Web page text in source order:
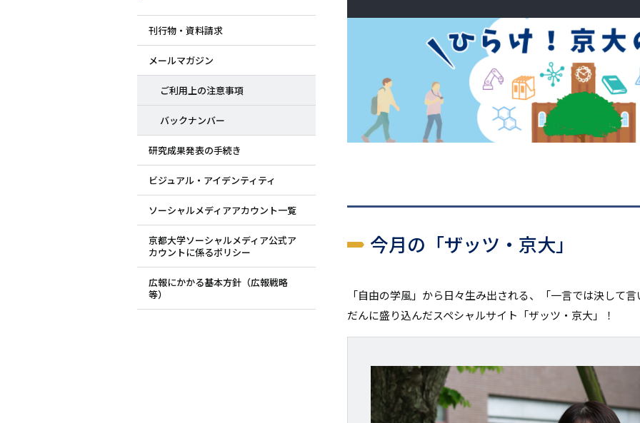
リ
ン
ク
リ
ン
イ
ド
メ
ュ
ー
刊行物・資料請求
メールマガジン
ご利用上の注意事項
バックナンバー
研究成果発表の手続き
ビジュアル・アイデンティティ
ソーシャルメディアアカウント一覧
京都大学ソーシャルメディア公式ア
カウントに係るポリシー
広報にかかる基本方針（広報戦略
等）
今月の「ザッツ・京大」
「自由の学風」から日々生み出される、「一言では決して
だんに盛り込んだスペシャルサイト「ザッツ・京大」！